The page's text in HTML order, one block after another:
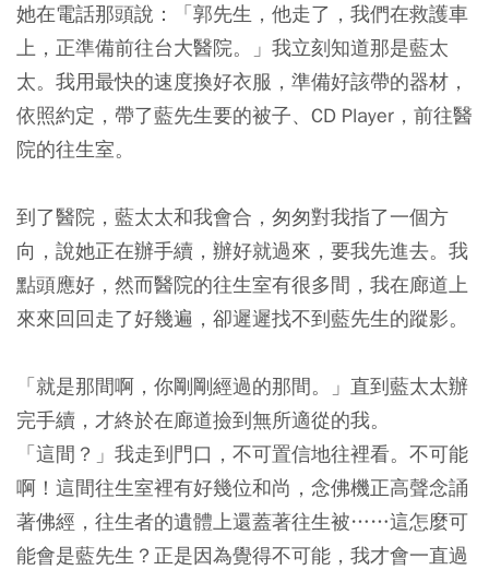
她在電話那頭說：「郭先生，他走了，我們在救護車
上，正準備前往台大醫院。」我立刻知道那是藍太
太。我用最快的速度換好衣服，準備好該帶的器材，
依照約定，帶了藍先生要的被子、CD Player，前往醫
院的往生室。
到了醫院，藍太太和我會合，匆匆對我指了一個方
向，說她正在辦手續，辦好就過來，要我先進去。我
點頭應好，然而醫院的往生室有很多間，我在廊道上
來來回回走了好幾遍，卻遲遲找不到藍先生的蹤影。
「就是那間啊，你剛剛經過的那間。」直到藍太太辦
完手續，才終於在廊道撿到無所適從的我。
「這間？」我走到門口，不可置信地往裡看。不可能
啊！這間往生室裡有好幾位和尚，念佛機正高聲念誦
著佛經，往生者的遺體上還蓋著往生被……這怎麼可
能會是藍先生？正是因為覺得不可能，我才會一直過